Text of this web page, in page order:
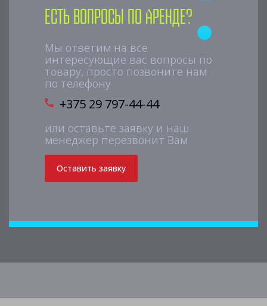
Есть вопросы по аренде?
Мы ответим на все
интересующие вас вопросы по
товару, просто позвоните нам
по телефону
+375 29 797-44-44
или оставьте заявку и наш
менеджер перезвонит Вам
Оставить заявку